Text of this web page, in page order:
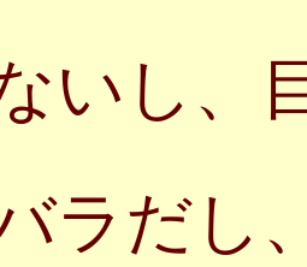
いし、
ラだし